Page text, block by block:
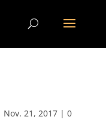
Nov. 21, 2017| 0